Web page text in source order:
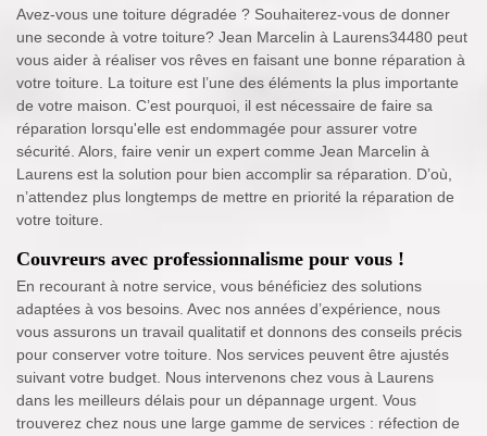
Avez-vous une toiture dégradée ? Souhaiterez-vous de donner
une seconde à votre toiture? Jean Marcelin à Laurens34480 peut
vous aider à réaliser vos rêves en faisant une bonne réparation à
votre toiture. La toiture est l’une des éléments la plus importante
de votre maison. C’est pourquoi, il est nécessaire de faire sa
réparation lorsqu'elle est endommagée pour assurer votre
sécurité. Alors, faire venir un expert comme Jean Marcelin à
Laurens est la solution pour bien accomplir sa réparation. D’où,
n’attendez plus longtemps de mettre en priorité la réparation de
votre toiture.
Couvreurs avec professionnalisme pour vous !
En recourant à notre service, vous bénéficiez des solutions
adaptées à vos besoins. Avec nos années d’expérience, nous
vous assurons un travail qualitatif et donnons des conseils précis
pour conserver votre toiture. Nos services peuvent être ajustés
suivant votre budget. Nous intervenons chez vous à Laurens
dans les meilleurs délais pour un dépannage urgent. Vous
trouverez chez nous une large gamme de services : réfection de